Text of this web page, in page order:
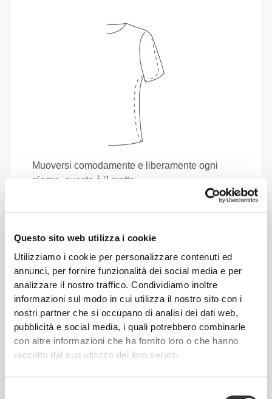
Questo sito web utilizza i cookie
Utilizziamo i cookie per personalizzare contenuti ed
annunci, per fornire funzionalità dei social media e per
analizzare il nostro traffico. Condividiamo inoltre
informazioni sul modo in cui utilizza il nostro sito con i
nostri partner che si occupano di analisi dei dati web,
pubblicità e social media, i quali potrebbero combinarle
con altre informazioni che ha fornito loro o che hanno
raccolto dal suo utilizzo dei loro servizi.
Muoversi comodamente e liberamente ogni
giorno, questo è il motto.
Questo articolo